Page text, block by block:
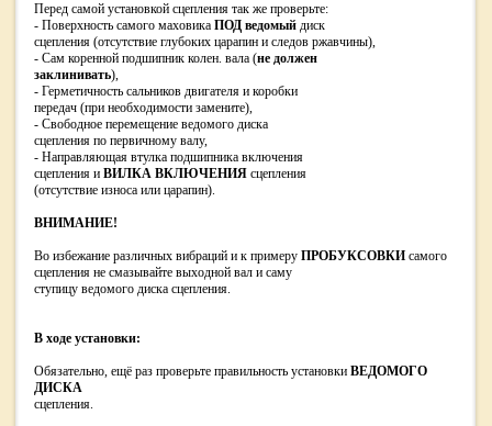
Перед самой установкой сцепления так же проверьте:
- Поверхность самого маховика ПОД ведомый диск
сцепления (отсутствие глубоких царапин и следов ржавчины),
- Сам коренной подшипник колен. вала (не должен
заклинивать),
- Герметичность сальников двигателя и коробки
передач (при необходимости замените),
- Свободное перемещение ведомого диска
сцепления по первичному валу,
- Направляющая втулка подшипника включения
сцепления и ВИЛКА ВКЛЮЧЕНИЯ сцепления
(отсутствие износа или царапин).
ВНИМАНИЕ!
Во избежание различных вибраций и к примеру ПРОБУКСОВКИ самого
сцепления не смазывайте выходной вал и саму
ступицу ведомого диска сцепления.
В ходе установки:
Обязательно, ещё раз проверьте правильность установки ВЕДОМОГО
ДИСКА
сцепления.